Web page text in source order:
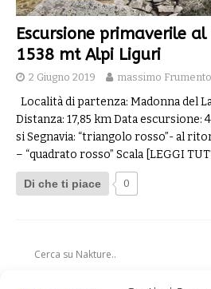
Escursione primaverile
1538 mt Alpi Liguri
2 Giugno 2019 massimo Frumento
Località di partenza: Madonna del
Distanza: 17,85 km Data escursione:
si Segnavia: “triangolo rosso”- al
– “quadrato rosso” Scala [LEGGI
Di che ti piace 0